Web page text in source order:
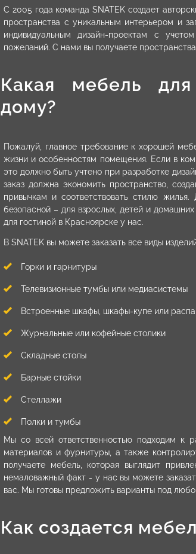
С 2005 года команда SNATEK создает
пространства с уникальным интерьером и
индивидуальным дизайн-проектам с
пожеланий. С нами вы получаете
Какая мебель
дому?
Пожалуй, главное требование к хорошей
жизни и особенностям помещения. Если в
это должно быть учтено при разработке
заказ должна экономить пространство,
привычкам и соответствовать стилю
безопасной – для взрослых, детей и
для гостиной в Красноярске у нас.
В SNATEK вы можете заказать все виды
Горки и гарнитуры
Телевизионные тумбы или медиасистемы
Встроенные шкафы, шкафы-купе или
Журнальные или кофейные столики
Складные столы
Барные стойки
Стеллажи
Полки и тумбы
Мы со всей ответственностью подходим к
материалов и фурнитуры, а также
получаете мебель, которая выглядит
немаловажный факт - у нас вы можете
вас. Мы готовы предложить варианты под
Как создается